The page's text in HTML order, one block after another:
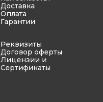
Доставка
Оплата
Гарантии
Реквизиты
Договор оферты
Лицензии и
Сертификаты